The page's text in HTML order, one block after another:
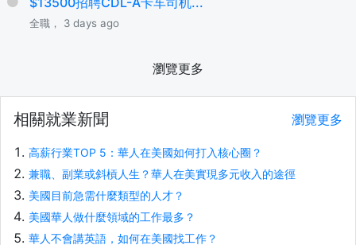
全職， 3 days ago
瀏覽更多
相關就業新聞 瀏覽更多
高薪行業TOP 5：華人在美國如何打入核心圈？
兼職、副業或斜槓人生？華人在美實現多元收入的途徑
美國目前急需什麼類型的人才？
美國華人做什麼領域的工作最多？
華人不會講英語，如何在美國找工作？